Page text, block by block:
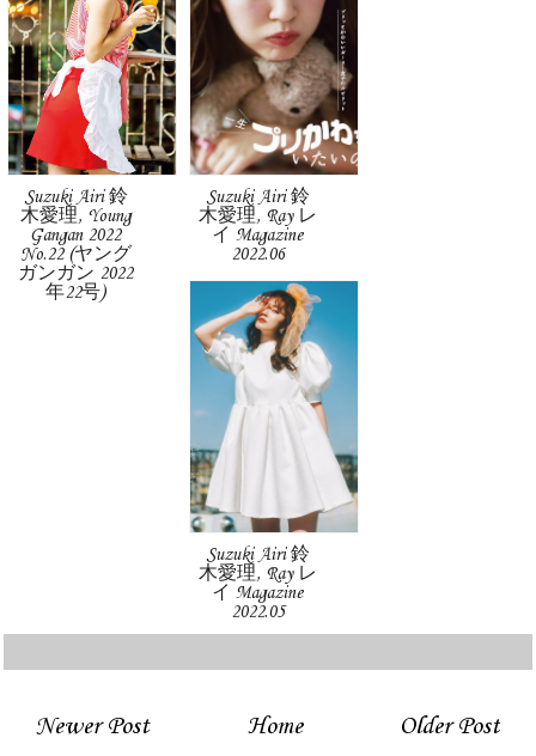
Suzuki Airi 鈴
木愛理, Young
Gangan 2022
No.22 (ヤング
ガンガン 2022
年22号)
Suzuki Airi 鈴
木愛理, Ray レ
イ Magazine
2022.06
Suzuki Airi 鈴
木愛理, Ray レ
イ Magazine
2022.05
Newer Post Older Post
Home